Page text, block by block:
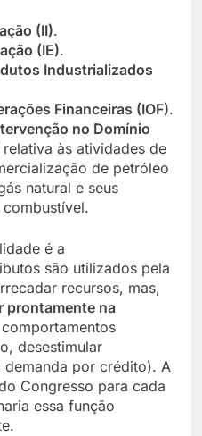
(II).
(IE).
Industrializados
Financeiras (IOF).
no Domínio
relativa às atividades de
de petróleo
natural e seus
é a
são utilizados pela
recursos, mas,
prontamente na
desestimular
por crédito). A
Congresso para cada
essa função